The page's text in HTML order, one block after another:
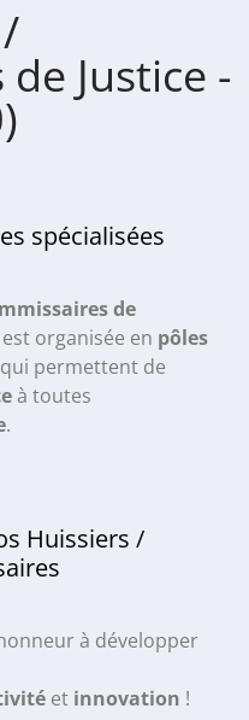
Justice -
spécialisées
de
est organisée en pôles
qui permettent de
à toutes
.
Huissiers /
à développer
et innovation !